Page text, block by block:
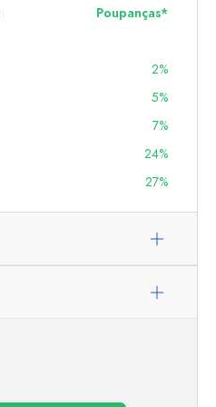
Poupanças*
2%
5%
7%
24%
27%